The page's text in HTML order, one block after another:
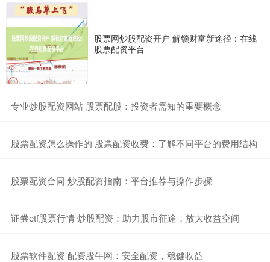
股票网炒股配资开户 解锁财富新途径：在线
股票配资平台
​专业炒股配资网站 股票配股：投资者需知的重要概念
​股票配资怎么操作的 股票配资收费：了解不同平台的费用结构
​股票配资合同 炒股配资指南：平台推荐与操作步骤
​证券etf股票行情 炒股配资：助力股市征途，放大收益空间
​股票软件配资 配资股牛网：安全配资，稳健收益